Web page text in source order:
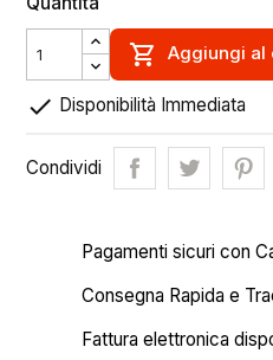
 Aggiungi al
 Disponibilità Immediata
Condividi
Pagamenti sicuri con
Consegna Rapida e
Fattura elettronica